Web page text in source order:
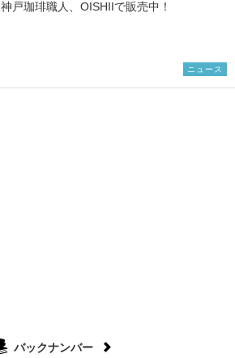
神戸珈琲職人、OISHIIで販売中！
ニュース
バックナンバー